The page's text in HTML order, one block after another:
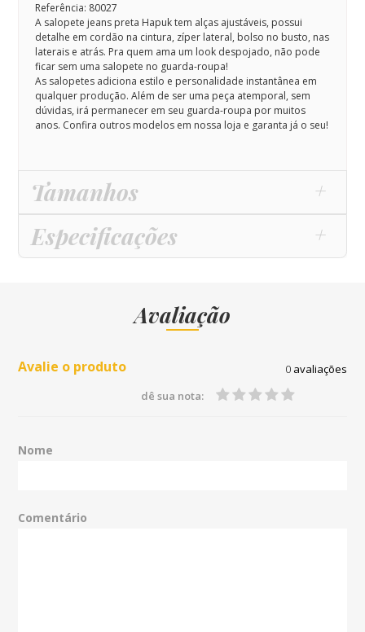
Referência: 80027
A salopete jeans preta Hapuk tem alças ajustáveis, possui
detalhe em cordão na cintura, zíper lateral, bolso no busto, nas
laterais e atrás. Pra quem ama um look despojado, não pode
ficar sem uma salopete no guarda-roupa!
As salopetes adiciona estilo e personalidade instantânea em
qualquer produção. Além de ser uma peça atemporal, sem
dúvidas, irá permanecer em seu guarda-roupa por muitos
anos. Confira outros modelos em nossa loja e garanta já o seu!
Tamanhos
Especificações
Avaliação
Avalie o produto 0avaliações
dê sua nota:
Nome
Comentário